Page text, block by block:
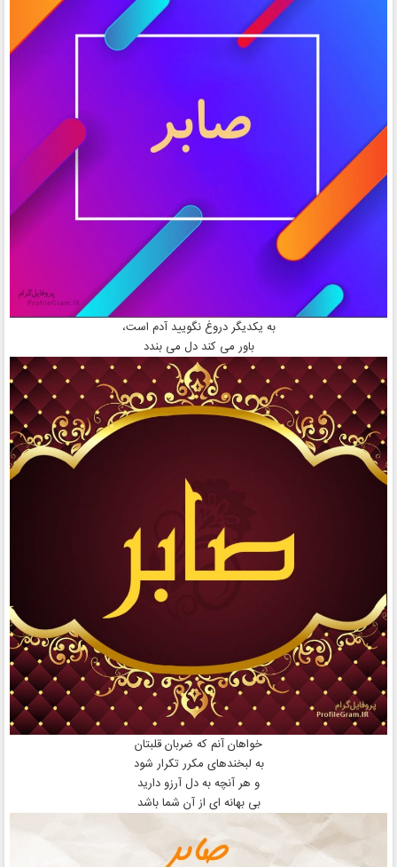
به یکدیگر دروغ نگویید آدم است،
باور می کند دل می بندد
خواهان آنم که ضربان قلبتان
به لبخندهای مکرر تکرار شود
و هر آنچه به دل آرزو دارید
بی بهانه ای از آن شما باشد